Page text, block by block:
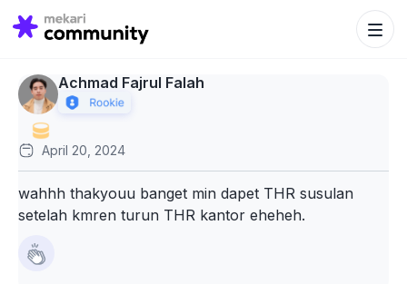
Search
for:
Search
Achmad Fajrul Falah
April 20, 2024
wahhh thakyouu banget min dapet THR susulan
setelah kmren turun THR kantor eheheh.